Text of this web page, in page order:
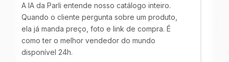
IA da Parli entende nosso catálogo inteiro.
o cliente pergunta sobre um produto,
já manda preço, foto e link de compra. É
ter o melhor vendedor do mundo
24h.